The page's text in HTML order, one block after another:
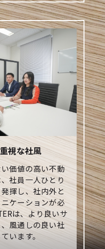
視な社風
価値の高い不動
社員一人ひとり
揮し、社内外と
ケーションが必
は、より良いサ
風通しの良い社
います。